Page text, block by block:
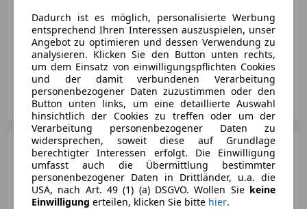
03/2015 142 500 km Diesel 230 kW (313 PS)
CMC Automobile
AT-2442 Unterwaltersdorf
Mercedes-Benz AMG GT
43
4Matic+/Burmester/Night/Keyless/21''/
Dadurch ist es möglich, personalisierte Werbung
entsprechend Ihren Interessen auszuspielen, unser
Angebot zu optimieren und dessen Verwendung zu
analysieren. Klicken Sie den Button unten rechts,
um dem Einsatz von einwilligungspflichten Cookies
und der damit verbundenen Verarbeitung
personenbezogener Daten zuzustimmen oder den
Button unten links, um eine detaillierte Auswahl
hinsichtlich der Cookies zu treffen oder um der
Verarbeitung personenbezogener Daten zu
widersprechen, soweit diese auf Grundlage
berechtigter Interessen erfolgt. Die Einwilligung
umfasst auch die Übermittlung bestimmter
personenbezogener Daten in Drittländer, u.a. die
USA, nach Art. 49 (1) (a) DSGVO. Wollen Sie keine
Einwilligung erteilen, klicken Sie bitte hier.